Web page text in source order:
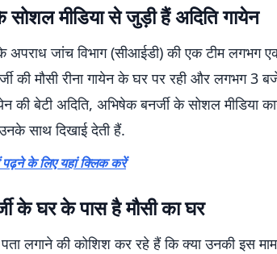
मीडिया से जुड़ी हैं अदिति गायेन
अपराध जांच विभाग (सीआईडी) की एक टीम लगभग
की मौसी रीना गायेन के घर पर रही और लगभग 3
की बेटी अदिति, अभिषेक बनर्जी के सोशल मीडिया
साथ दिखाई देती हैं.
के लिए यहां क्लिक करें
के घर के पास है मौसी का घर
पता लगाने की कोशिश कर रहे हैं कि क्या उनकी इस